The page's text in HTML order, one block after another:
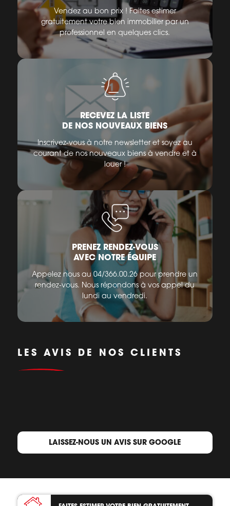
Vendez au bon prix ! Faites estimer
gratuitement votre bien immobilier par un
professionnel en quelques clics.
RECEVEZ LA LISTE
DE NOS NOUVEAUX BIENS
Inscrivez-vous à notre newsletter et soyez au
courant de nos nouveaux biens à vendre et à
louer !
PRENEZ RENDEZ-VOUS
AVEC NOTRE ÉQUIPE
Appelez nous au 04/366.00.26 pour prendre un
rendez-vous. Nous répondons à vos appel du
lundi au vendredi.
LES AVIS DE NOS CLIENTS
LAISSEZ-NOUS UN AVIS SUR GOOGLE